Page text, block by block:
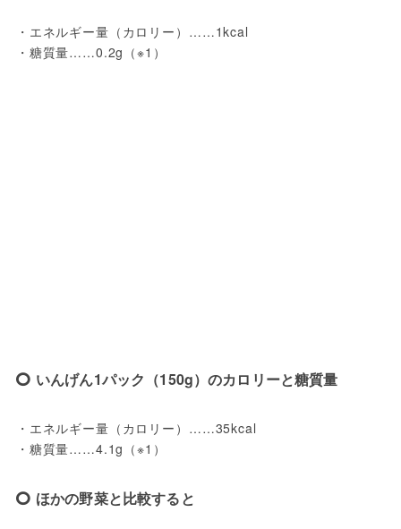
・エネルギー量（カロリー）……1kcal
・糖質量……0.2g（※1）
いんげん1パック（150g）のカロリーと糖質量
・エネルギー量（カロリー）……35kcal
・糖質量……4.1g（※1）
ほかの野菜と比較すると